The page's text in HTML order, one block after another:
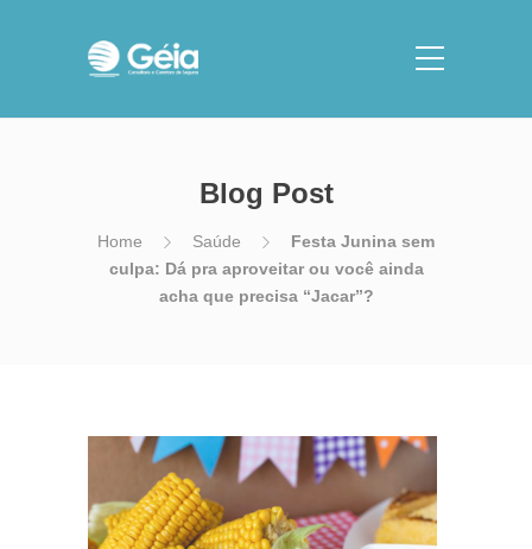
Blog Post
Home Saúde
Festa Junina sem
culpa: Dá pra aproveitar ou você ainda
acha que precisa “Jacar”?